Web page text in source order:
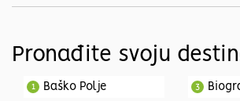
Pronađite svoju
Baško Polje
1 3